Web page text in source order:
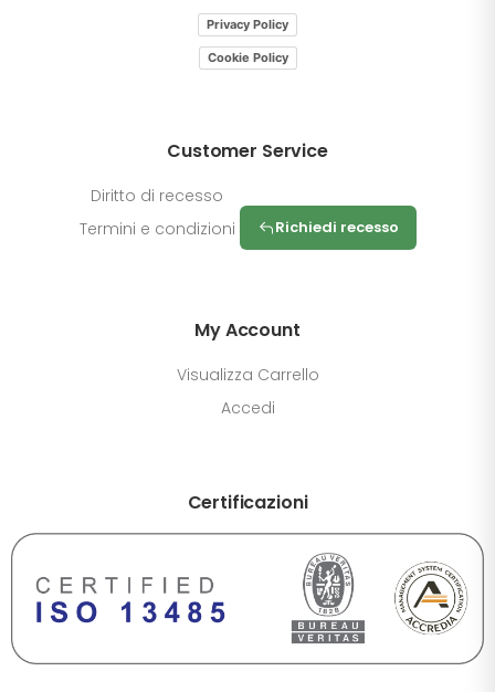
Privacy Policy
Cookie Policy
Customer Service
Diritto di recesso
Termini e condizioni
Richiedi recesso
My Account
Visualizza Carrello
Accedi
Certificazioni
DIMENSIONE TESTO